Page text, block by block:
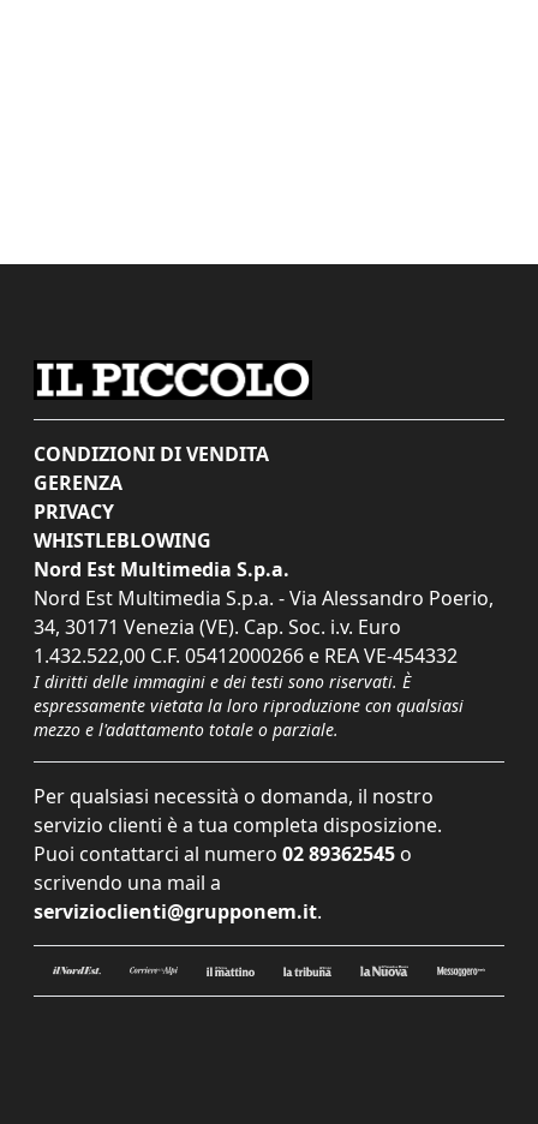
CONDIZIONI DI VENDITA
GERENZA
PRIVACY
WHISTLEBLOWING
Nord Est Multimedia S.p.a.
Nord Est Multimedia S.p.a. - Via Alessandro Poerio,
34, 30171 Venezia (VE). Cap. Soc. i.v. Euro
1.432.522,00 C.F. 05412000266 e REA VE-454332
I diritti delle immagini e dei testi sono riservati. È
espressamente vietata la loro riproduzione con qualsiasi
mezzo e l'adattamento totale o parziale.
Per qualsiasi necessità o domanda, il nostro
servizio clienti è a tua completa disposizione.
Puoi contattarci al numero 02 89362545 o
scrivendo una mail a
servizioclienti@grupponem.it.